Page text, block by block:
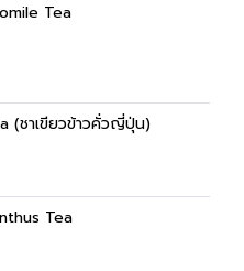
Tea
(ชาเขียวข้าวคั่วญี่ปุ่น)
Tea